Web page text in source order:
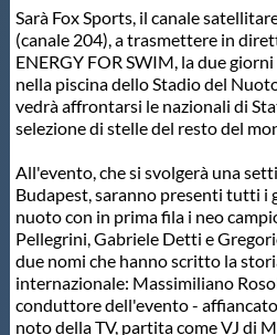
GUG
Scuole Nuoto
Propaganda
Centri Federali
Area Legislativa
Sarà Fox Sports, il canale
(canale 204), a trasmettere in
ENERGY FOR SWIM, la due
nella piscina dello Stadio del
vedrà affrontarsi le nazionali di
selezione di stelle del resto del
All'evento, che si svolgerà una
Budapest, saranno presenti tutti i
nuoto con in prima fila i neo
Pellegrini, Gabriele Detti e
due nomi che hanno scritto la
internazionale: Massimiliano
conduttore dell'evento -
noto della TV, partita come VJ di